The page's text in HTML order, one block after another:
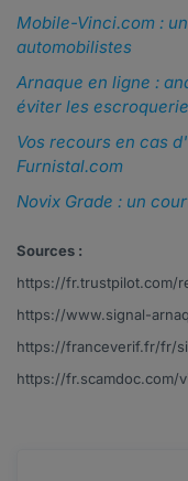
Mobile-Vinci.com :
automobilistes
Arnaque en ligne :
éviter les
Vos recours en cas
Furnistal.com
Novix Grade : un
Sources :
https://fr.trustpilot.com/
https://www.signal-
https://franceverif.fr/fr/
https://fr.scamdoc.com/